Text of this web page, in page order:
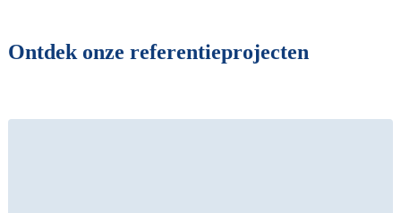
Ontdek onze referentieprojecten